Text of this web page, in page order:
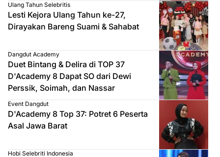
Ulang Tahun Selebritis
Lesti Kejora Ulang Tahun ke-27,
Dirayakan Bareng Suami & Sahabat
Dangdut Academy
Duet Bintang & Delira di TOP 37
D'Academy 8 Dapat SO dari Dewi
Perssik, Soimah, dan Nassar
Event Dangdut
D'Academy 8 Top 37: Potret 6 Peserta
Asal Jawa Barat
Hobi Selebriti Indonesia